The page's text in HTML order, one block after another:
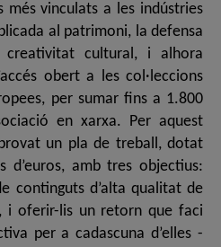
més vinculats a les indústries
al patrimoni, la defensa
cultural, i alhora
obert a les col·leccions
per sumar fins a 1.800
en xarxa. Per aquest
un pla de treball, dotat
d’euros, amb tres objectius:
continguts d’alta qualitat de
i oferir-lis un retorn que faci
per a cadascuna d’elles -